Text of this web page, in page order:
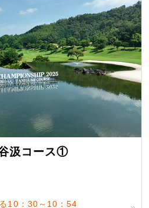
汲コース①
10：30～10：54